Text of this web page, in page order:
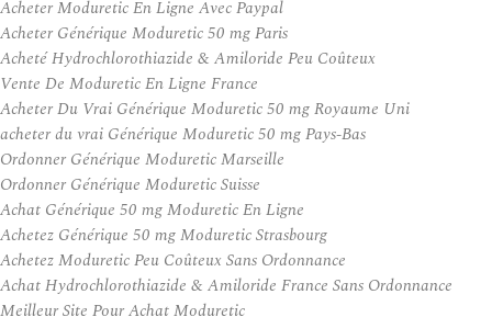
Acheter Moduretic En Ligne Avec Paypal
Acheter Générique Moduretic 50 mg Paris
Acheté Hydrochlorothiazide & Amiloride Peu Coûteux
Vente De Moduretic En Ligne France
Acheter Du Vrai Générique Moduretic 50 mg Royaume Uni
acheter du vrai Générique Moduretic 50 mg Pays-Bas
Ordonner Générique Moduretic Marseille
Ordonner Générique Moduretic Suisse
Achat Générique 50 mg Moduretic En Ligne
Achetez Générique 50 mg Moduretic Strasbourg
Achetez Moduretic Peu Coûteux Sans Ordonnance
Achat Hydrochlorothiazide & Amiloride France Sans Ordonnance
Meilleur Site Pour Achat Moduretic